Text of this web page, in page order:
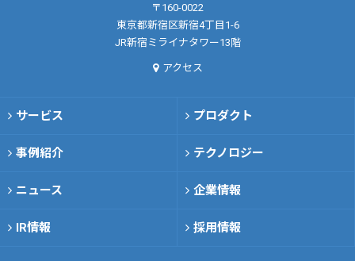
〒160-0022
東京都新宿区新宿4丁目1-6
JR新宿ミライナタワー13階
アクセス
サービス プロダクト
事例紹介 テクノロジー
ニュース 企業情報
IR情報 採用情報